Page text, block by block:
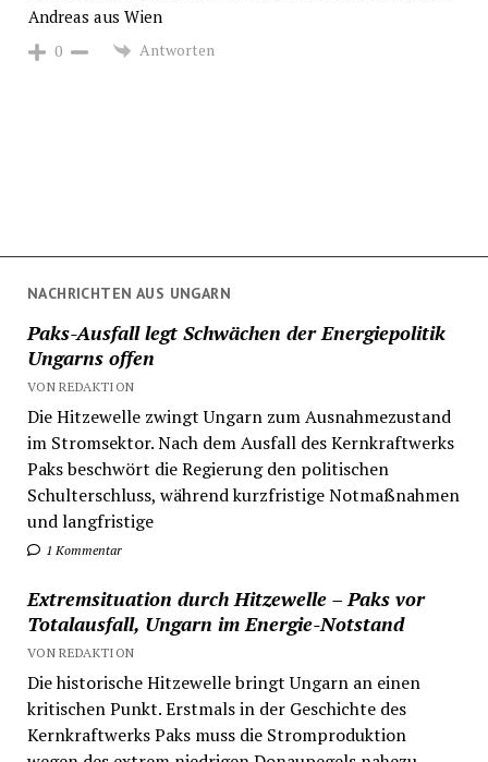
NACHRICHTEN AUS UNGARN
Paks-Ausfall legt Schwächen der Energiepolitik
Ungarns offen
VON REDAKTION
Die Hitzewelle zwingt Ungarn zum Ausnahmezustand
im Stromsektor. Nach dem Ausfall des Kernkraftwerks
Paks beschwört die Regierung den politischen
Schulterschluss, während kurzfristige Notmaßnahmen
und langfristige
1 Kommentar
Extremsituation durch Hitzewelle – Paks vor
Totalausfall, Ungarn im Energie-Notstand
VON REDAKTION
Die historische Hitzewelle bringt Ungarn an einen
kritischen Punkt. Erstmals in der Geschichte des
Kernkraftwerks Paks muss die Stromproduktion
Andreas aus Wien
0 Antworten